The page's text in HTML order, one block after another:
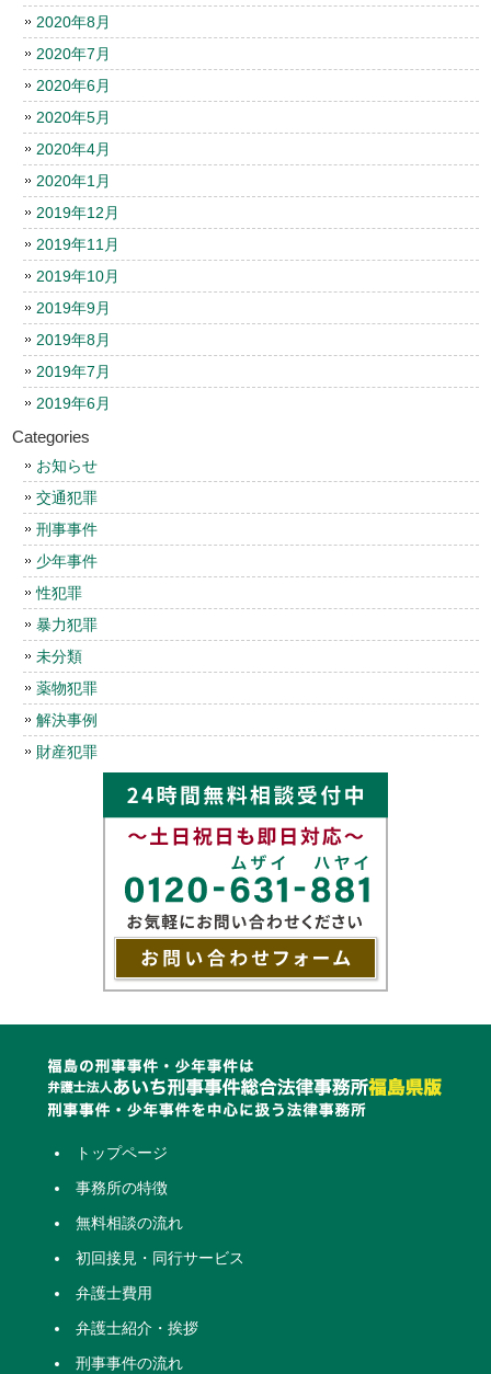
2020年8月
2020年7月
2020年6月
2020年5月
2020年4月
2020年1月
2019年12月
2019年11月
2019年10月
2019年9月
2019年8月
2019年7月
2019年6月
Categories
お知らせ
交通犯罪
刑事事件
少年事件
性犯罪
暴力犯罪
未分類
薬物犯罪
解決事例
財産犯罪
トップページ
事務所の特徴
無料相談の流れ
初回接見・同行サービス
弁護士費用
弁護士紹介・挨拶
刑事事件の流れ